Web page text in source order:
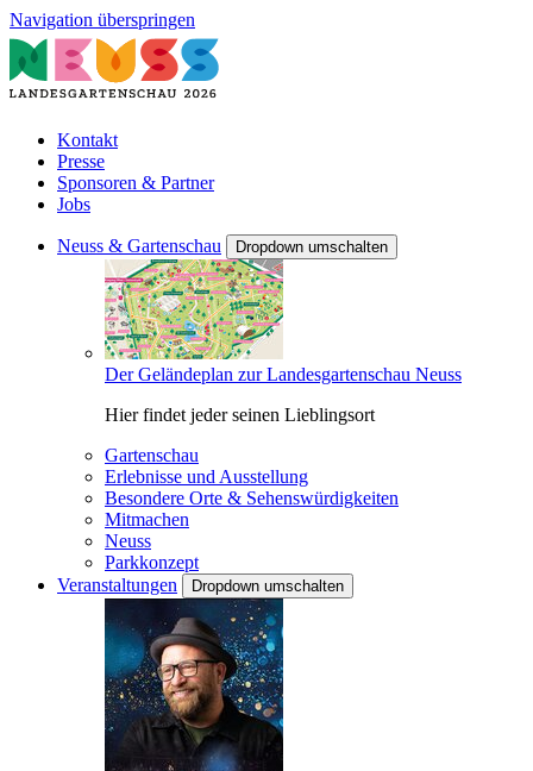
Navigation überspringen
Kontakt
Presse
Sponsoren & Partner
Jobs
Neuss & Gartenschau Dropdown umschalten
Der Geländeplan zur Landesgartenschau Neuss
Hier findet jeder seinen Lieblingsort
Gartenschau
Erlebnisse und Ausstellung
Besondere Orte & Sehenswürdigkeiten
Mitmachen
Neuss
Parkkonzept
Veranstaltungen
Dropdown umschalten